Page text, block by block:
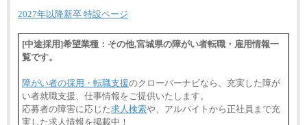
2027年以降新卒 特設ページ
[中途採用]希望業種：その他,宮城県の障がい者転職・雇用情報一
覧です。
障がい者の採用・転職支援のクローバーナビなら、充実した障が
い者就職支援、仕事情報をご提供いたします。
応募者の障害に応じた求人検索や、アルバイトから正社員まで充
実した求人情報を掲載中！